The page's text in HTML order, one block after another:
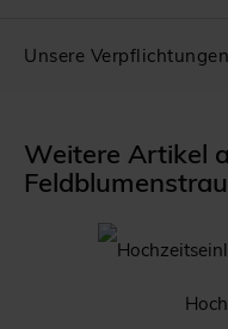
Weitere Artikel
Unsere Verpflichtungen